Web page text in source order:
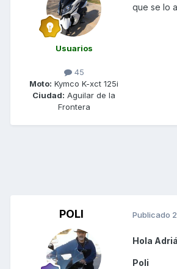
Usuarios
45
Moto: Kymco K-xct 125i
Ciudad: Aguilar de la
Frontera
que se lo
POLI Publicado
Hola
Poli